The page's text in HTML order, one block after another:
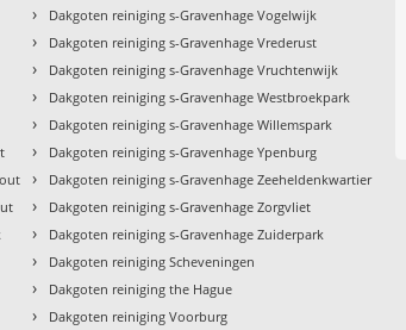
› Dakgoten reiniging s-Gravenhage Vogelwijk
› Dakgoten reiniging s-Gravenhage Vrederust
› Dakgoten reiniging s-Gravenhage Vruchtenwijk
› Dakgoten reiniging s-Gravenhage Westbroekpark
› Dakgoten reiniging s-Gravenhage Willemspark
› Dakgoten reiniging s-Gravenhage Ypenburg
› Dakgoten reiniging s-Gravenhage Zeeheldenkwartier
› Dakgoten reiniging s-Gravenhage Zorgvliet
› Dakgoten reiniging s-Gravenhage Zuiderpark
› Dakgoten reiniging Scheveningen
› Dakgoten reiniging the Hague
› Dakgoten reiniging Voorburg